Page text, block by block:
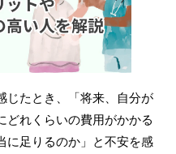
じたとき、「将来、自分が
どれくらいの費用がかかる
に足りるのか」と不安を感